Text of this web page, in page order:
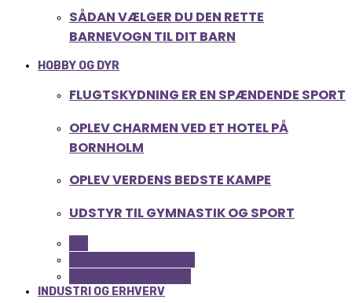
SÅDAN VÆLGER DU DEN RETTE
BARNEVOGN TIL DIT BARN
HOBBY OG DYR
FLUGTSKYDNING ER EN SPÆNDENDE SPORT
OPLEV CHARMEN VED ET HOTEL PÅ
BORNHOLM
OPLEV VERDENS BEDSTE KAMPE
UDSTYR TIL GYMNASTIK OG SPORT
INDUSTRI OG ERHVERV